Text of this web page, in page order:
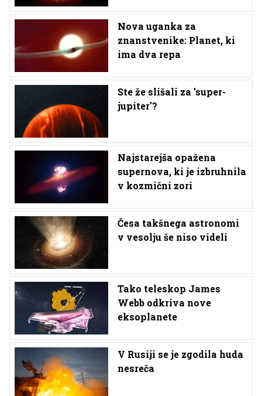
Nova uganka za
znanstvenike: Planet, ki
ima dva repa
Ste že slišali za 'super-
jupiter'?
Najstarejša opažena
supernova, ki je izbruhnila
v kozmični zori
Česa takšnega astronomi
v vesolju še niso videli
Tako teleskop James
Webb odkriva nove
eksoplanete
V Rusiji se je zgodila huda
nesreča